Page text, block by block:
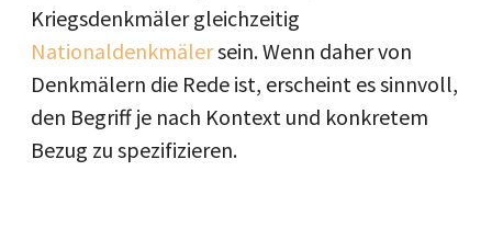
Kriegsdenkmäler gleichzeitig
Nationaldenkmälersein. Wenn daher von
Denkmälern die Rede ist, erscheint es sinnvoll,
den Begriff je nach Kontext und konkretem
Bezug zu spezifizieren.